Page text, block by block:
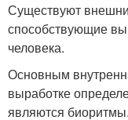
Существуют
способствующие
человека.
Основным
выработке
являются биоритмы.